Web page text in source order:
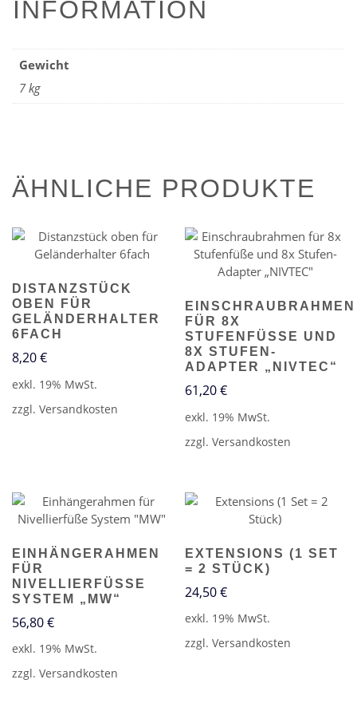
INFORMATION
Gewicht
7 kg
ÄHNLICHE PRODUKTE
DISTANZSTÜCK
OBEN FÜR
GELÄNDERHALTER
6FACH
8,20€
exkl. 19% MwSt.
zzgl. Versandkosten
EINSCHRAUBRAHMEN
FÜR 8X
STUFENFÜSSE UND 8
X STUFEN-A
DAPTER „NIVTEC“
61,20€
exkl. 19% MwSt.
zzgl.Versandkosten
EINHÄNGERAHMEN
FÜR
NIVELLIERFÜSSE S
YSTEM „MW“
56,80€
exkl. 19% MwSt.
zzgl. Versandkosten
EXTENSIONS (1 SET
= 2 STÜCK)
24,50€
exkl. 19% MwSt.
zzgl.Versandkosten